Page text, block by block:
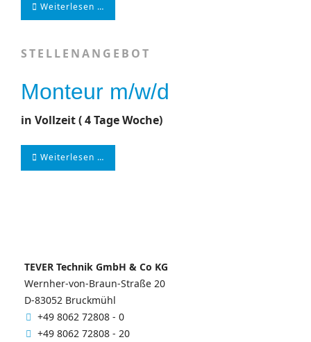
TEVER Technik GmbH & Co KG
Wernher-von-Braun-Straße 20
D-83052 Bruckmühl
+49 8062 72808 - 0
+49 8062 72808 - 20
Weiterlesen …
STELLENANGEBOT
Monteur m/w/d
in Vollzeit ( 4 Tage Woche)
Weiterlesen …